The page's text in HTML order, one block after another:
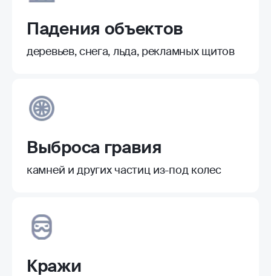
Падения объектов
деревьев, снега, льда, рекламных щитов
Выброса гравия
камней и других частиц из-под колес
Кражи